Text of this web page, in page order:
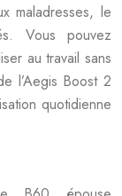
maladresses, le
Vous pouvez
au travail sans
l’Aegis Boost 2
quotidienne